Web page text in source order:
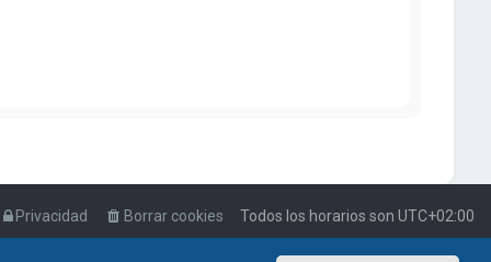
Todos los horarios son UTC+02:00
Borrar cookies
Privacidad